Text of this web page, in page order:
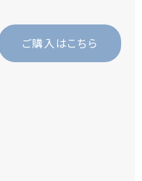
ご購入はこちら